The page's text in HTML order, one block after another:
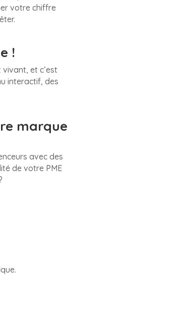
votre chiffre
!
et c’est
interactif, des
marque
avec des
de votre PME